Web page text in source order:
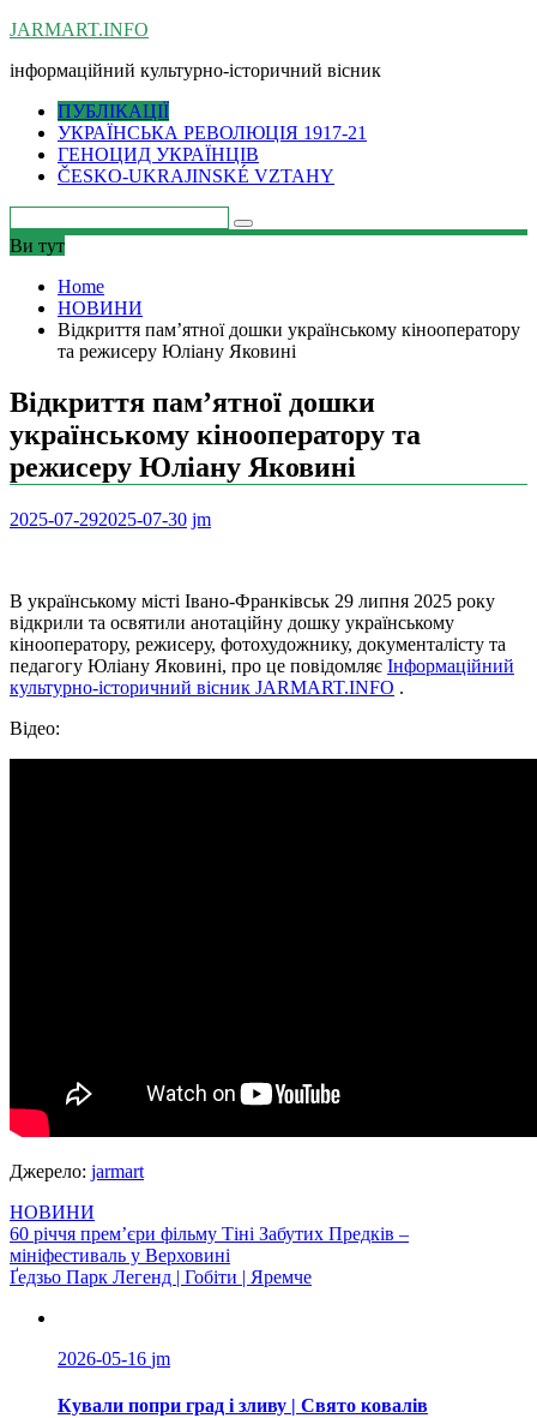
Skip
content
JARMART.INFO
інформаційний культурно-історичний вісник
ПУБЛІКАЦІЇ
УКРАЇНСЬКА РЕВОЛЮЦІЯ 1917-21
ГЕНОЦИД УКРАЇНЦІВ
ČESKO-UKRAJINSKÉ VZTAHY
Ви тут
Home
НОВИНИ
Відкриття пам’ятної дошки українському кінооператору
та режисеру Юліану Яковині
Відкриття пам’ятної дошки
українському кінооператору та
режисеру Юліану Яковині
2025-07-292025-07-30 jm
В українському місті Івано-Франківськ 29 липня 2025 року
відкрили та освятили анотаційну дошку українському
кінооператору, режисеру, фотохудожнику, документалісту та
педагогу Юліану Яковині, про це повідомляє Інформаційний
культурно-історичний вісник JARMART.INFO .
Відео:
Джерело: jarmart
НОВИНИ
Навігація
записів
60 річчя прем’єри фільму Тіні Забутих Предків –
мініфестиваль у Верховині
Ґедзьо Парк Легенд | Гобіти | Яремче
2026-05-16 jm
Кували попри град і зливу | Свято ковалів